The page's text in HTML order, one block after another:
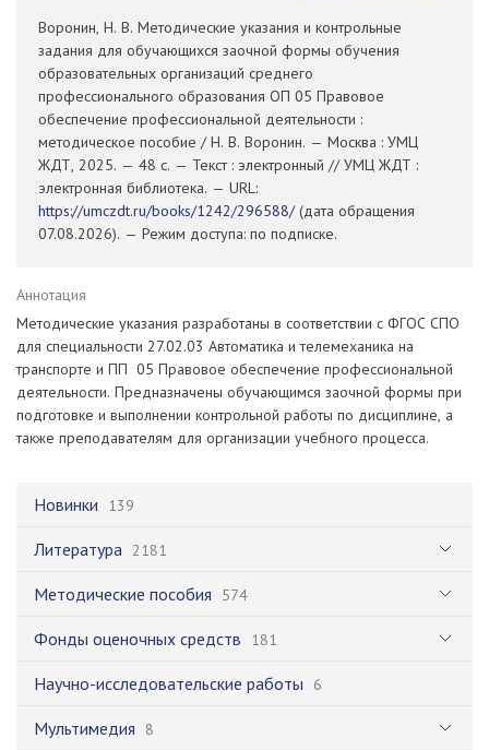
Новинки 139
Литература 2181
Методические пособия 574
Фонды оценочных средств 181
Научно-исследовательские работы 6
Мультимедия 8
Воронин, Н. В. Методические указания и контрольные
задания для обучающихся заочной формы обучения
образовательных организаций среднего
профессионального образования ОП 05 Правовое
обеспечение профессиональной деятельности :
методическое пособие / Н. В. Воронин. — Москва : УМЦ
ЖДТ, 2025. — 48 с. — Текст : электронный // УМЦ ЖДТ :
электронная библиотека. — URL:
https://umczdt.ru/books/1242/296588/(дата обращения
07.08.2026). — Режим доступа: по подписке.
Аннотация
Методические указания разработаны в соответствии с ФГОС СПО
для специальности 27.02.03 Автоматика и телемеханика на
транспорте и ПП 05 Правовое обеспечение профессиональной
деятельности. Предназначены обучающимся заочной формы при
подготовке и выполнении контрольной работы по дисциплине, а
также преподавателям для организации учебного процесса.